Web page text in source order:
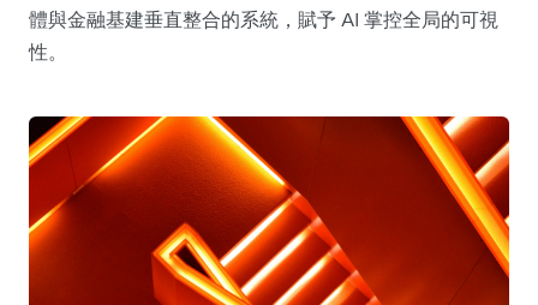
體與金融基建垂直整合的系統，賦予 AI 掌控全局的可視
性。